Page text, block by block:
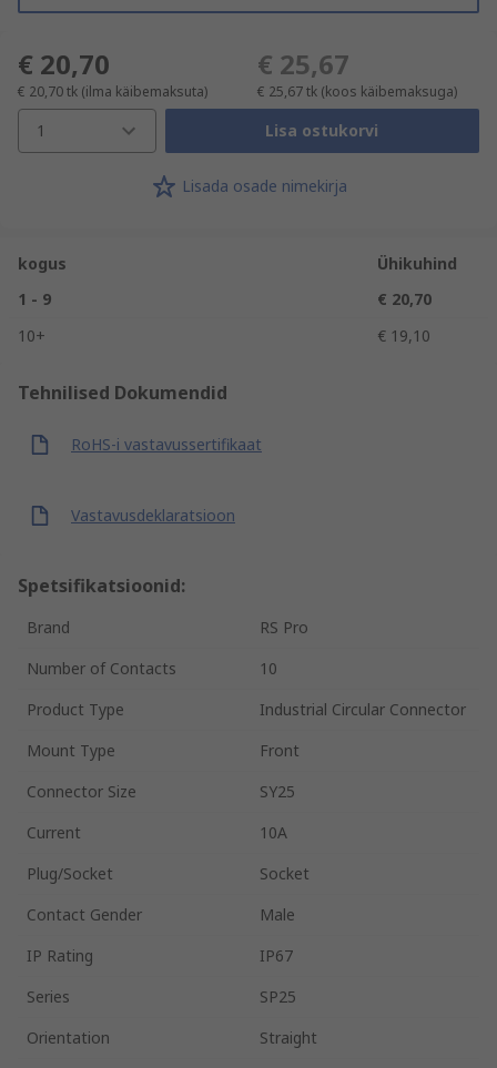
€ 20,70
€ 20,70tk (ilma käibemaksuta)
€ 25,67
€ 25,67tk (koos käibemaksuga)
1 Lisa ostukorvi
Lisada osade nimekirja
kogus
Ühikuhind
1 - 9
€ 20,70
10+
€ 19,10
Tehnilised Dokumendid
RoHS-i vastavussertifikaat
Vastavusdeklaratsioon
Spetsifikatsioonid:
Brand
RS Pro
Number of Contacts
10
Product Type
Industrial Circular Connector
Mount Type
Front
Connector Size
SY25
Current
10A
Plug/Socket
Socket
Contact Gender
Male
IP Rating
IP67
Series
SP25
Orientation
Straight